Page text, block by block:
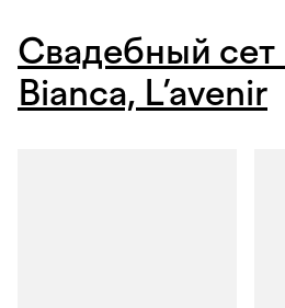
Свадебный сет
Bianca, L’avenir